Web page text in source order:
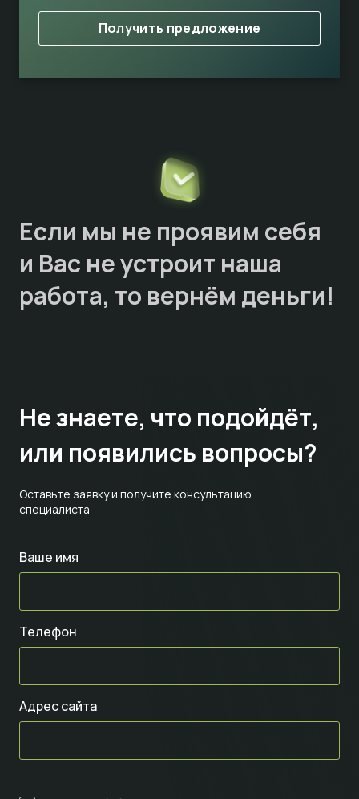
Получить предложение
Если мы не проявим себя
и Вас не устроит наша
работа, то вернём деньги!
Оставьте заявку и получите консультацию
специалиста
Не знаете, что подойдёт,
или появились вопросы?
Ваше имя
Телефон
Адрес сайта